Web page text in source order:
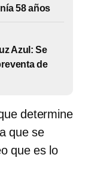
58 años
Azul: Se
de
determine
que se
que es lo